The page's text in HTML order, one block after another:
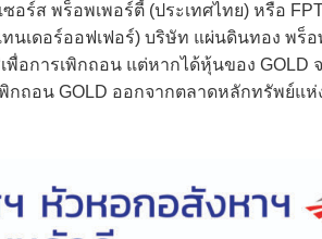
ร์ส พร็อพเพอร์ตี้ (ประเทศไทย) หรือ
เดอร์ออฟเฟอร์) บริษัท แผ่นดินทอง พร็อ
พื่อการเพิกถอน แต่หากได้หุ้นของ GOLD
กถอน GOLD ออกจากตลาดหลักทรัพย์แห่